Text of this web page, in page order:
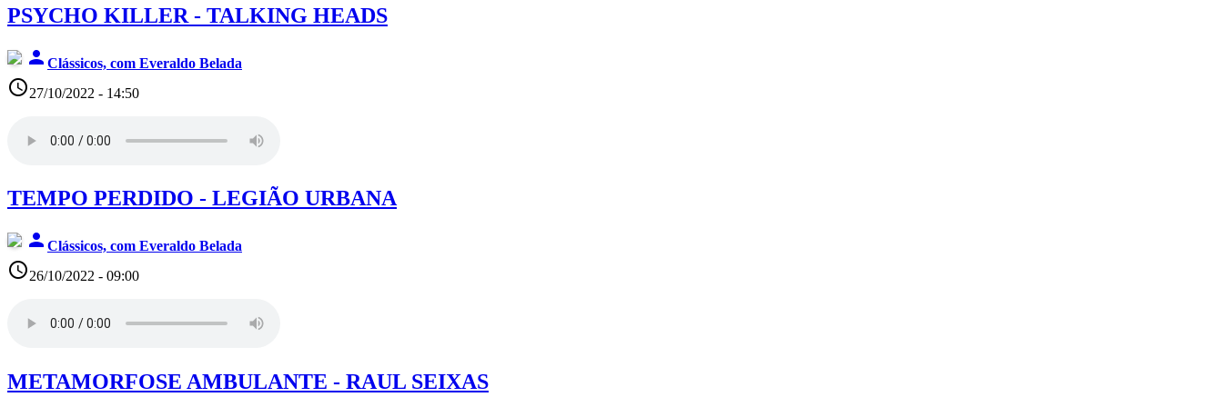
PSYCHO KILLER - TALKING HEADS
person Clássicos, com Everaldo Belada
access_time27/10/2022 - 14:50
TEMPO PERDIDO - LEGIÃO URBANA
person Clássicos, com Everaldo Belada
access_time26/10/2022 - 09:00
METAMORFOSE AMBULANTE - RAUL SEIXAS